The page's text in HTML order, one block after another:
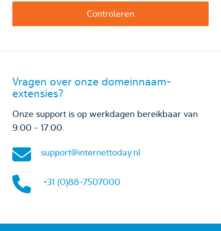
Vragen over onze domeinnaam-
extensies?
Onze support is op werkdagen bereikbaar van
9:00 - 17:00.
support@internettoday.nl
+31 (0)88-7507000